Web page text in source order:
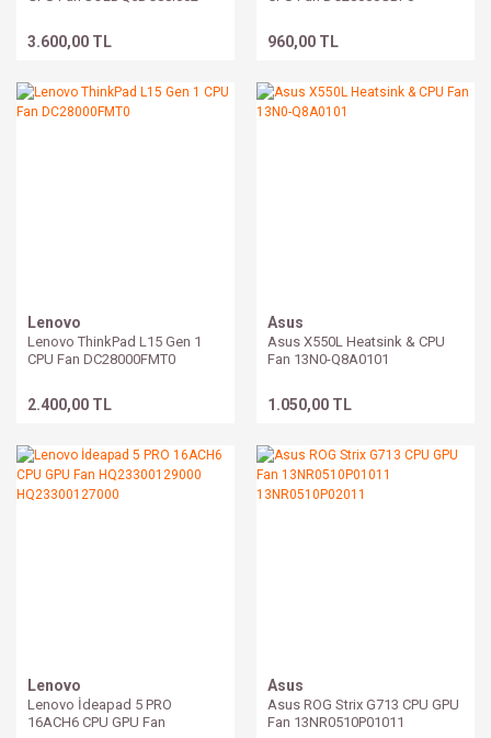
3.600,00 TL 960,00 TL
Lenovo
Lenovo ThinkPad L15 Gen 1
CPU Fan DC28000FMT0
2.400,00 TL
Asus
Asus X550L Heatsink & CPU
Fan 13N0-Q8A0101
1.050,00 TL
Lenovo
Lenovo İdeapad 5 PRO
16ACH6 CPU GPU Fan
Asus
Asus ROG Strix G713 CPU GPU
Fan 13NR0510P01011